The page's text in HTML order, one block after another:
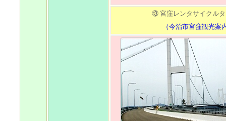
⑬ 宮窪レンタサイクル
（今治市宮窪観光案